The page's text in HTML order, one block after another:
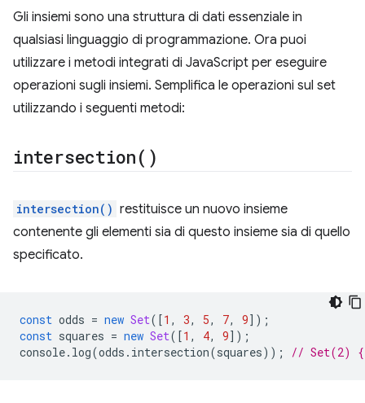
Gli insiemi sono una struttura di dati essenziale in
qualsiasi linguaggio di programmazione. Ora puoi
utilizzare i metodi integrati di JavaScript per eseguire
operazioni sugli insiemi. Semplifica le operazioni sul set
utilizzando i seguenti metodi:
intersection( )
intersection() restituisce un nuovo insieme
contenente gli elementi sia di questo insieme sia di quello
specificato.
const odds = new Set([1 , 3, 5, 7, 9]);
const squares = new Set([1 , 4, 9]);
console. log(odds . intersection(squares)); // Set(2)